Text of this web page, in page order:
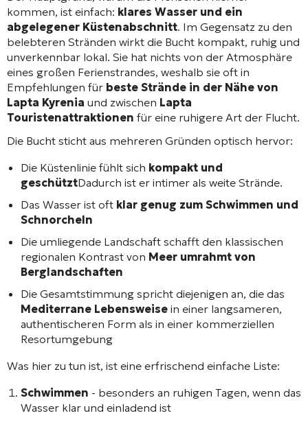
kommen, ist einfach: klares Wasser und ein
abgelegener Küstenabschnitt. Im Gegensatz zu den
belebteren Stränden wirkt die Bucht kompakt, ruhig und
unverkennbar lokal. Sie hat nichts von der Atmosphäre
eines großen Ferienstrandes, weshalb sie oft in
Empfehlungen für beste Strände in der Nähe von
Lapta Kyrenia und zwischen Lapta
Touristenattraktionen für eine ruhigere Art der Flucht.
Die Bucht sticht aus mehreren Gründen optisch hervor:
Die Küstenlinie fühlt sich kompakt und
geschütztDadurch ist er intimer als weite Strände.
Das Wasser ist oft klar genug zum Schwimmen und
Schnorcheln
Die umliegende Landschaft schafft den klassischen
regionalen Kontrast von Meer umrahmt von
Berglandschaften
Die Gesamtstimmung spricht diejenigen an, die das
Mediterrane Lebensweise in einer langsameren,
authentischeren Form als in einer kommerziellen
Resortumgebung
Was hier zu tun ist, ist eine erfrischend einfache Liste:
Schwimmen - besonders an ruhigen Tagen, wenn das
Wasser klar und einladend ist